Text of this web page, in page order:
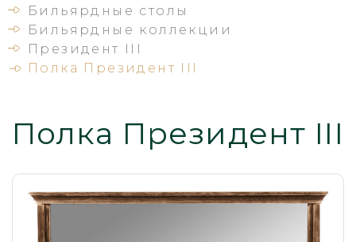
Бильярдные столы
Бильярдные коллекции
Президент III
Полка Президент III
Полка Президент III